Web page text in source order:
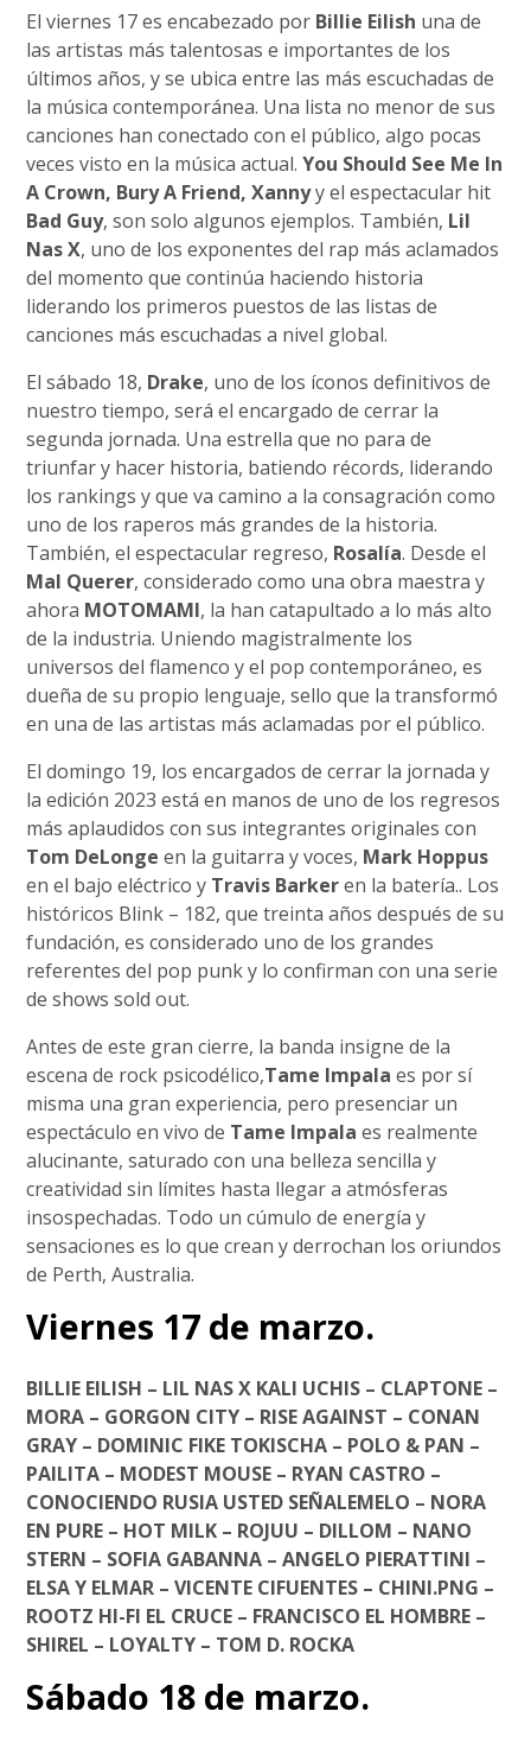
El viernes 17 es encabezado por Billie Eilish una de
las artistas más talentosas e importantes de los
últimos años, y se ubica entre las más escuchadas de
la música contemporánea. Una lista no menor de sus
canciones han conectado con el público, algo pocas
veces visto en la música actual.You Should See Me In
A Crown, Bury A Friend, Xannyy el espectacular hit
Bad Guy, son solo algunos ejemplos. También, Lil
Nas X, uno de los exponentes del rap más aclamados
del momento que continúa haciendo historia
liderando los primeros puestos de las listas de
canciones más escuchadas a nivel global.
El sábado 18, Drake, uno de los íconos definitivos de
nuestro tiempo, será el encargado de cerrar la
segunda jornada. Una estrella que no para de
triunfar y hacer historia, batiendo récords, liderando
los rankings y que va camino a la consagración como
uno de los raperos más grandes de la historia.
También, el espectacular regreso, Rosalía. Desde el
Mal Querer, considerado como una obra maestra y
ahora MOTOMAMI, la han catapultado a lo más alto
de la industria. Uniendo magistralmente los
universos del flamenco y el pop contemporáneo, es
dueña de su propio lenguaje, sello que la transformó
en una de las artistas más aclamadas por el público.
El domingo 19, los encargados de cerrar la jornada y
la edición 2023 está en manos de uno de los regresos
más aplaudidos con sus integrantes originales con
Tom DeLonge en la guitarra y voces, Mark Hoppus
en el bajo eléctrico y Travis Barkeren la batería.. Los
históricos Blink – 182, que treinta años después de su
fundación, es considerado uno de los grandes
referentes del pop punk y lo confirman con una serie
de shows sold out.
Antes de este gran cierre, la banda insigne de la
escena de rock psicodélico,Tame Impala es por sí
misma una gran experiencia, pero presenciar un
espectáculo en vivo de Tame Impala es realmente
alucinante, saturado con una belleza sencilla y
creatividad sin límites hasta llegar a atmósferas
insospechadas. Todo un cúmulo de energía y
sensaciones es lo que crean y derrochan los oriundos
de Perth, Australia.
Viernes 17 de marzo.
BILLIE EILISH – LIL NAS X KALI UCHIS – CLAPTONE –
MORA – GORGON CITY – RISE AGAINST – CONAN
GRAY – DOMINIC FIKE TOKISCHA – POLO & PAN –
PAILITA – MODEST MOUSE – RYAN CASTRO –
CONOCIENDO RUSIA USTED SEÑALEMELO – NORA
EN PURE – HOT MILK – ROJUU – DILLOM – NANO
STERN – SOFIA GABANNA – ANGELO PIERATTINI –
ELSA Y ELMAR – VICENTE CIFUENTES – CHINI.PNG –
ROOTZ HI-FI EL CRUCE – FRANCISCO EL HOMBRE –
SHIREL – LOYALTY – TOM D. ROCKA
Sábado 18 de marzo.